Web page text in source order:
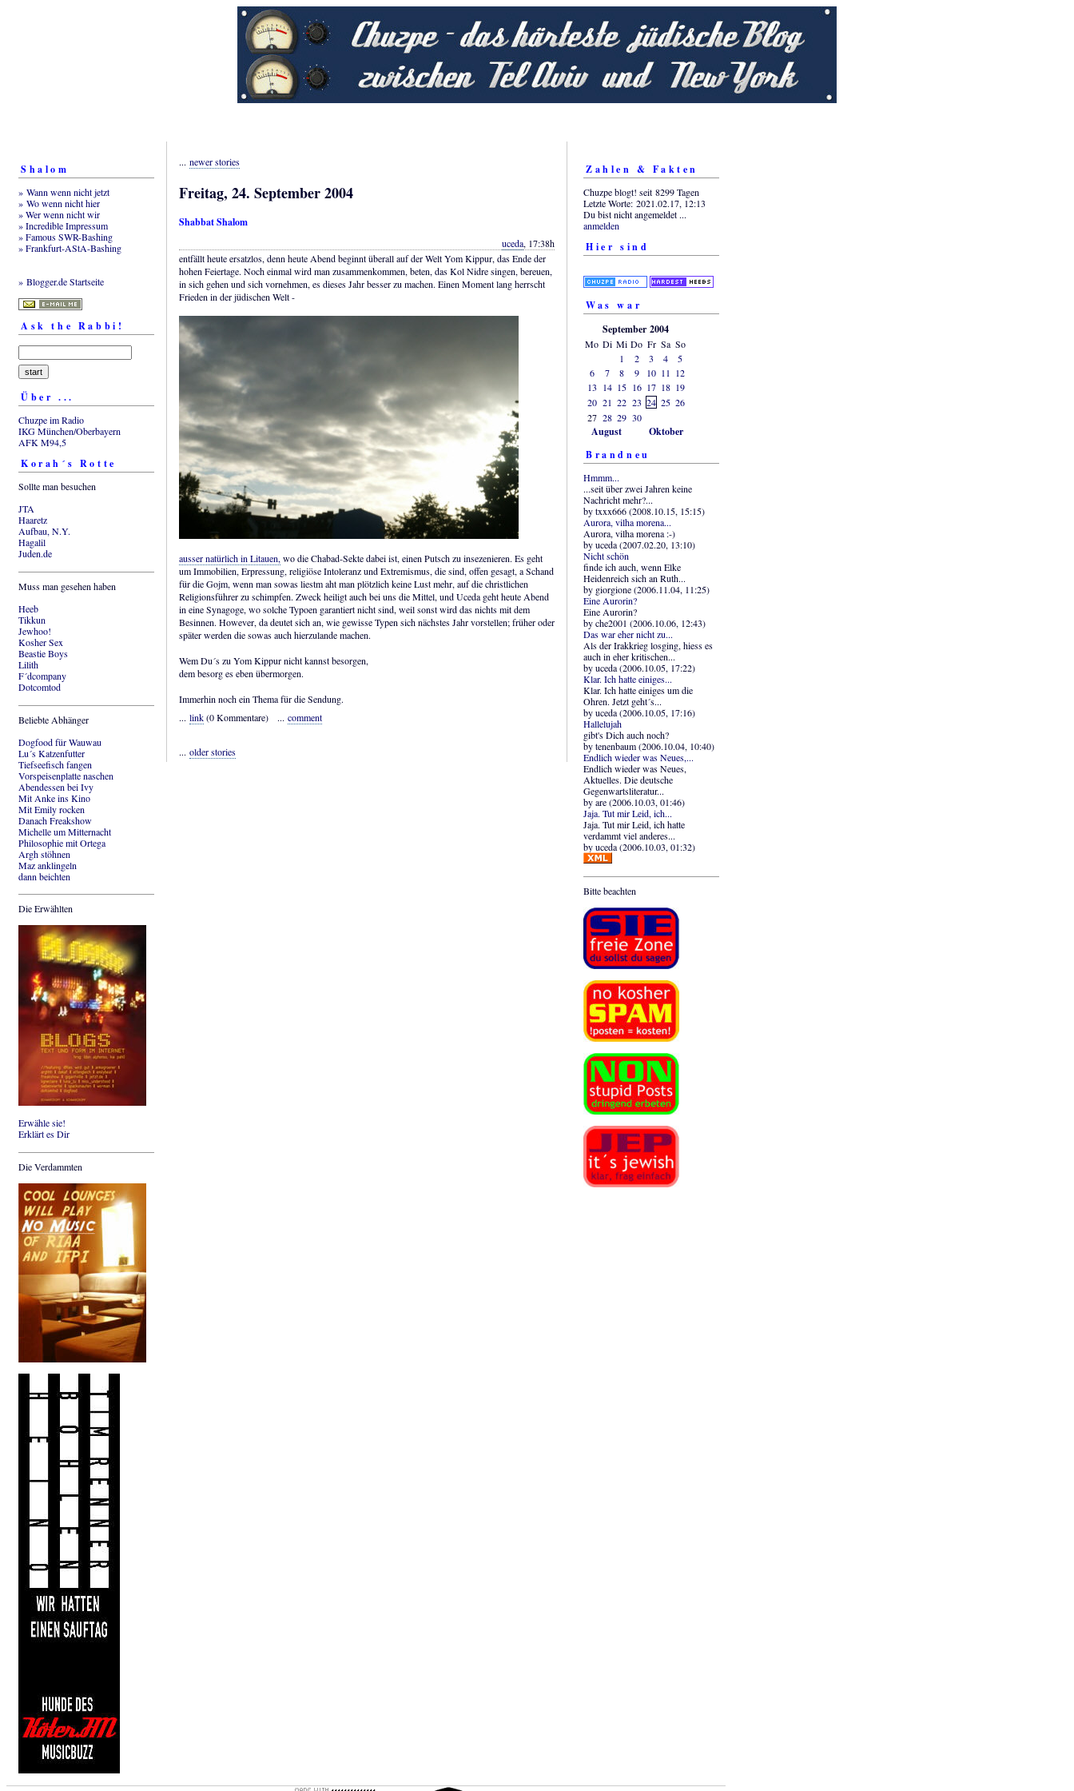
Shalom
» Wann wenn nicht jetzt
» Wo wenn nicht hier
» Wer wenn nicht wir
» Incredible Impressum
» Famous SWR-Bashing
» Frankfurt-AStA-Bashing
» Blogger.de Startseite
Ask the Rabbi!
Über ...
Chuzpe im Radio
IKG München/Oberbayern
AFK M94,5
Korah´s Rotte
Sollte man besuchen
JTA
Haaretz
Aufbau, N.Y.
Hagalil
Juden.de
Muss man gesehen haben
Heeb
Tikkun
Jewhoo!
Kosher Sex
Beastie Boys
Lilith
F´dcompany
Dotcomtod
Beliebte Abhänger
Dogfood für Wauwau
Lu´s Katzenfutter
Tiefseefisch fangen
Vorspeisenplatte naschen
Abendessen bei Ivy
Mit Anke ins Kino
Mit Emily rocken
Danach Freakshow
Michelle um Mitternacht
Philosophie mit Ortega
Argh stöhnen
Maz anklingeln
dann beichten
Die Erwählten
Erwähle sie!
Erklärt es Dir
Die Verdammten
... newer stories
Freitag, 24. September 2004
Shabbat Shalom
uceda, 17:38h
entfällt heute ersatzlos, denn heute Abend beginnt überall auf der Welt Yom Kippur, das Ende der
hohen Feiertage. Noch einmal wird man zusammenkommen, beten, das Kol Nidre singen, bereuen,
in sich gehen und sich vornehmen, es dieses Jahr besser zu machen. Einen Moment lang herrscht
Frieden in der jüdischen Welt -
ausser natürlich in Litauen, wo die Chabad-Sekte dabei ist, einen Putsch zu insezenieren. Es geht
um Immobilien, Erpressung, religiöse Intoleranz und Extremismus, die sind, offen gesagt, a Schand
für die Gojm, wenn man sowas liestm aht man plötzlich keine Lust mehr, auf die christlichen
Religionsführer zu schimpfen. Zweck heiligt auch bei uns die Mittel, und Uceda geht heute Abend
in eine Synagoge, wo solche Typoen garantiert nicht sind, weil sonst wird das nichts mit dem
Besinnen. However, da deutet sich an, wie gewisse Typen sich nächstes Jahr vorstellen; früher oder
später werden die sowas auch hierzulande machen.
Wem Du´s zu Yom Kippur nicht kannst besorgen,
dem besorg es eben übermorgen.
Immerhin noch ein Thema für die Sendung.
... link(0 Kommentare) ... comment
... older stories
Zahlen & Fakten
Chuzpe blogt! seit 8299 Tagen
Letzte Worte: 2021.02.17, 12:13
Du bist nicht angemeldet ...
anmelden
Hier sind
Was war
September 2004
Mo Di Mi Do Fr Sa So
1
2 3 4
5
6
7 8 9 10 11
12
13
14 15 16 17 18 19
20 21 22 23 24 25 26
27 28 29 30
August
Oktober
Brandneu
Hmmm...
...seit über zwei Jahren keine
Nachricht mehr?...
by txxx666 (2008.10.15, 15:15)
Aurora, vilha morena...
Aurora, vilha morena :-)
by uceda (2007.02.20, 13:10)
Nicht schön
finde ich auch, wenn Elke
Heidenreich sich an Ruth...
by giorgione (2006.11.04, 11:25)
Eine Aurorin?
Eine Aurorin?
by che2001 (2006.10.06, 12:43)
Das war eher nicht zu...
Als der Irakkrieg losging, hiess es
auch in eher kritischen...
by uceda (2006.10.05, 17:22)
Klar. Ich hatte einiges...
Klar. Ich hatte einiges um die
Ohren. Jetzt geht´s...
by uceda (2006.10.05, 17:16)
Hallelujah
gibt's Dich auch noch?
by tenenbaum (2006.10.04, 10:40)
Endlich wieder was Neues,...
Endlich wieder was Neues,
Aktuelles. Die deutsche
Gegenwartsliteratur...
by are (2006.10.03, 01:46)
Jaja. Tut mir Leid, ich...
Jaja. Tut mir Leid, ich hatte
verdammt viel anderes...
by uceda (2006.10.03, 01:32)
Bitte beachten